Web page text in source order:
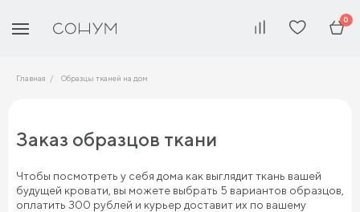
0
Главная Образцы тканей на дом
Заказ образцов ткани
Чтобы посмотреть у себя дома как выглядит ткань вашей
будущей кровати, вы можете выбрать 5 вариантов образцов,
оплатить 300 рублей и курьер доставит их по вашему